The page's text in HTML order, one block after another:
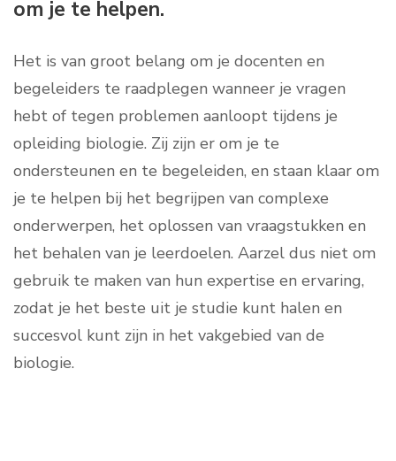
om je te helpen.
Het is van groot belang om je docenten en
begeleiders te raadplegen wanneer je vragen
hebt of tegen problemen aanloopt tijdens je
opleiding biologie. Zij zijn er om je te
ondersteunen en te begeleiden, en staan klaar om
je te helpen bij het begrijpen van complexe
onderwerpen, het oplossen van vraagstukken en
het behalen van je leerdoelen. Aarzel dus niet om
gebruik te maken van hun expertise en ervaring,
zodat je het beste uit je studie kunt halen en
succesvol kunt zijn in het vakgebied van de
biologie.